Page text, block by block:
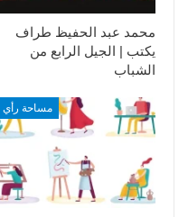
محمد عبد الحفيظ طراف
يكتب | الجيل الرابع من
الشباب
مساحة رأي